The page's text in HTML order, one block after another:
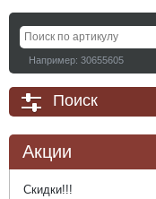
Например: 30655605
Поиск
Акции
Скидки!!!